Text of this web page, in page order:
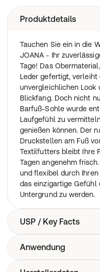
Produktdetails
Tauchen Sie ein in die
JOANA - Ihr
Tage! Das
Leder gefertigt, verleiht
unvergleichlichen Look
Blickfang. Doch nicht
Barfuß-Sohle wurde
Laufgefühl zu
genießen können. Der
Druckstellen am Fuß
Textilfutters bleibt Ihre
Tagen angenehm
und flexibel durch
das einzigartige Gefühl
Untergrund zu werden.
USP / Key Facts
Natürlich leicht gehen:
Zehenfreiheit für ein
Anwendung